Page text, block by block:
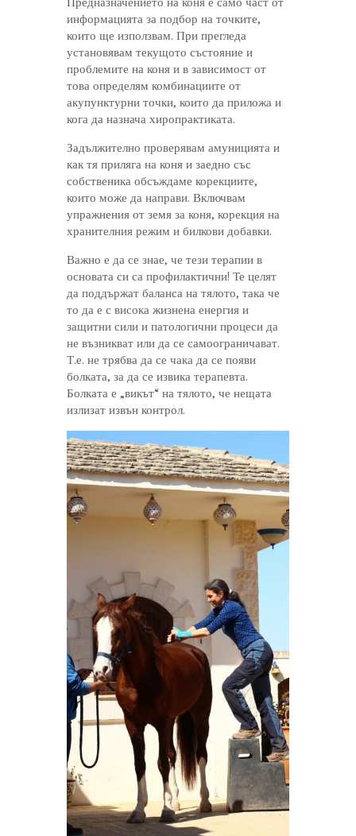
информацията за подбор на точките,
които ще използвам. При прегледа
установявам текущото състояние и
проблемите на коня и в зависимост от
това определям комбинациите от
акупунктурни точки, които да приложа и
кога да назнача хиропрактиката.
Задължително проверявам амуницията и
как тя приляга на коня и заедно със
собственика обсъждаме корекциите,
които може да направи. Включвам
упражнения от земя за коня, корекция на
хранителния режим и билкови добавки.
Важно е да се знае, че тези терапии в
основата си са профилактични! Те целят
да поддържат баланса на тялото, така че
то да е с висока жизнена енергия и
защитни сили и патологични процеси да
не възникват или да се самоограничават.
Т.е. не трябва да се чака да се появи
болката, за да се извика терапевта.
Болката е „викът“ на тялото, че нещата
излизат извън контрол.